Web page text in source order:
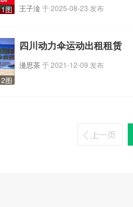
1图 王子淦于2025-08-23 发布
2图
四川动力伞运动出租租赁
漫思茶于2021-12-09 发布